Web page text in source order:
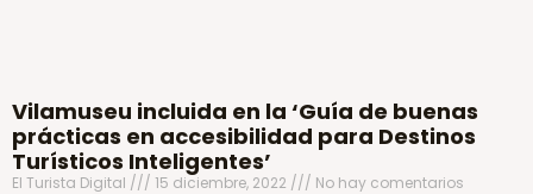
Vilamuseu incluida en la ‘Guía de buenas
prácticas en accesibilidad para Destinos
Turísticos Inteligentes’
El Turista Digital 15 diciembre, 2022 No hay comentarios